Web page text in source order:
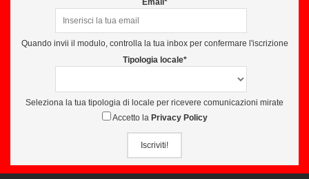
Email*
Quando invii il modulo, controlla la tua inbox per confermare l'iscrizione
Tipologia locale*
Seleziona la tua tipologia di locale per ricevere comunicazioni mirate
Accetto la Privacy Policy
Iscriviti!